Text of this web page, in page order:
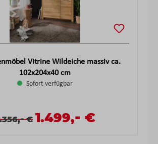
Vitrine Wildeiche massiv ca.
102x204x40 cm
Sofort verfügbar
Preis:
-€ Verkaufspreis:
1.499,- €